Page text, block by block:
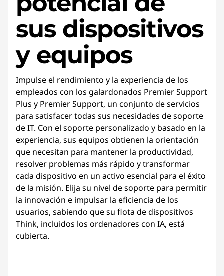
sus dispositivos
y equipos
Impulse el rendimiento y la experiencia de los
empleados con los galardonados Premier Support
Plus y Premier Support, un conjunto de servicios
para satisfacer todas sus necesidades de soporte
de IT. Con el soporte personalizado y basado en la
experiencia, sus equipos obtienen la orientación
que necesitan para mantener la productividad,
resolver problemas más rápido y transformar
cada dispositivo en un activo esencial para el éxito
de la misión. Elija su nivel de soporte para permitir
la innovación e impulsar la eficiencia de los
usuarios, sabiendo que su flota de dispositivos
Think, incluidos los ordenadores con IA, está
cubierta.